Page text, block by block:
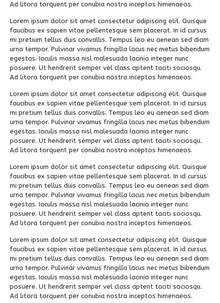
Ad litora torquent per conubia nostra inceptos himenaeos.
Lorem ipsum dolor sit amet consectetur adipiscing elit. Quisque
faucibus ex sapien vitae pellentesque sem placerat. In id cursus
mi pretium tellus duis convallis. Tempus leo eu aenean sed diam
urna tempor. Pulvinar vivamus fringilla lacus nec metus bibendum
egestas. Iaculis massa nisl malesuada lacinia integer nunc
posuere. Ut hendrerit semper vel class aptent taciti sociosqu.
Ad litora torquent per conubia nostra inceptos himenaeos.
Lorem ipsum dolor sit amet consectetur adipiscing elit. Quisque
faucibus ex sapien vitae pellentesque sem placerat. In id cursus
mi pretium tellus duis convallis. Tempus leo eu aenean sed diam
urna tempor. Pulvinar vivamus fringilla lacus nec metus bibendum
egestas. Iaculis massa nisl malesuada lacinia integer nunc
posuere. Ut hendrerit semper vel class aptent taciti sociosqu.
Ad litora torquent per conubia nostra inceptos himenaeos.
Lorem ipsum dolor sit amet consectetur adipiscing elit. Quisque
faucibus ex sapien vitae pellentesque sem placerat. In id cursus
mi pretium tellus duis convallis. Tempus leo eu aenean sed diam
urna tempor. Pulvinar vivamus fringilla lacus nec metus bibendum
egestas. Iaculis massa nisl malesuada lacinia integer nunc
posuere. Ut hendrerit semper vel class aptent taciti sociosqu.
Ad litora torquent per conubia nostra inceptos himenaeos.
Lorem ipsum dolor sit amet consectetur adipiscing elit. Quisque
faucibus ex sapien vitae pellentesque sem placerat. In id cursus
mi pretium tellus duis convallis. Tempus leo eu aenean sed diam
urna tempor. Pulvinar vivamus fringilla lacus nec metus bibendum
egestas. Iaculis massa nisl malesuada lacinia integer nunc
posuere. Ut hendrerit semper vel class aptent taciti sociosqu.
Ad litora torquent per conubia nostra inceptos himenaeos.